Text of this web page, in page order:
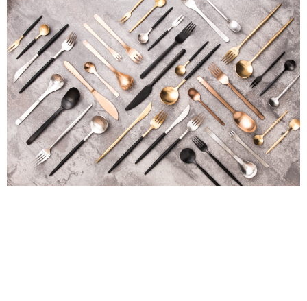
後付繳納相關費用。
※ 交易是否成功請以「AFTEE先享後付 」之結帳頁面顯示為準，若有關於
是否繳費成功／繳費後需取消欲退款等相關疑問，請聯繫「AFTEE先享後付
客戶支援中心」https://netprotections.freshdesk.com/support/home
【注意事項】
１．透過由恩沛科技股份有限公司提供之「AFTEE先享後付」服務完成之交
易，需依本服務之必要範圍內提供個人資料，並將交易相關給付款項請求債
權轉讓予恩沛科技股份有限公司。
２．關於個人資料處理事宜，請瀏覽以下網址：
https://aftee.tw/terms/#terms3
３．未成年的使用者請事先徵得法定代理人或監護人之同意方可使用
「AFTEE先享後付」，若未經同意申辦者引起之損失，本公司不負相關責
任。
４．使用「AFTEE先享後付」時，將依據個別帳號之用戶狀況，依本公司即
順豐速運 查看運費